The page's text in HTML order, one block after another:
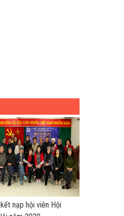
nạp hội viên Hội